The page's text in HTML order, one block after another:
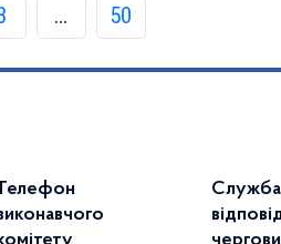
… 50
Служба